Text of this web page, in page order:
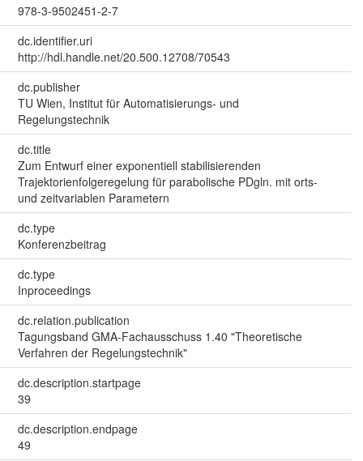
978-3-9502451-2-7
dc.identifier.uri
http://hdl.handle.net/20.500.12708/70543
dc.publisher
TU Wien, Institut für Automatisierungs- und
Regelungstechnik
dc.title
Zum Entwurf einer exponentiell stabilisierenden
Trajektorienfolgeregelung für parabolische PDgln. mit orts-
und zeitvariablen Parametern
dc.type
Konferenzbeitrag
dc.type
Inproceedings
dc.relation.publication
Tagungsband GMA-Fachausschuss 1.40 "Theoretische
Verfahren der Regelungstechnik"
dc.description.startpage
39
dc.description.endpage
49